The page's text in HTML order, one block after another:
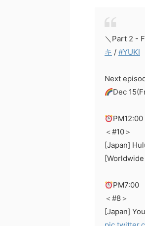
＼Part 2 -
キ / #YUKI
Next
Dec
＜#10＞
[Japan]
PM7:00
＜#8＞
[Japan]